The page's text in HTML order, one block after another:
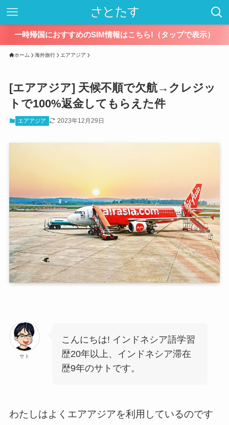
一時帰国におすすめのSIM情報はこちら!（タップで表示）
ホーム 海外旅行 エアアジア
[エアアジア] 天候不順で欠航→クレジッ
トで100%返金してもらえた件
エアアジア 2023年12月29日
サト
こんにちは! インドネシア語学習
歴20年以上、インドネシア滞在
歴9年のサトです。
わたしはよくエアアジアを利用しているのです